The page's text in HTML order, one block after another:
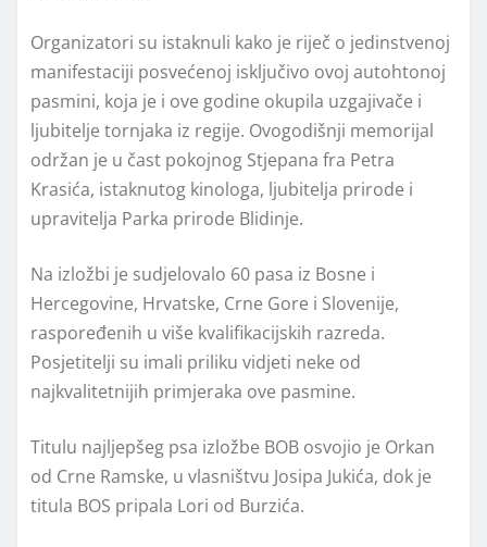
Organizatori su istaknuli kako je riječ o jedinstvenoj
manifestaciji posvećenoj isključivo ovoj autohtonoj
pasmini, koja je i ove godine okupila uzgajivače i
ljubitelje tornjaka iz regije. Ovogodišnji memorijal
održan je u čast pokojnog Stjepana fra Petra
Krasića, istaknutog kinologa, ljubitelja prirode i
upravitelja Parka prirode Blidinje.
Na izložbi je sudjelovalo 60 pasa iz Bosne i
Hercegovine, Hrvatske, Crne Gore i Slovenije,
raspoređenih u više kvalifikacijskih razreda.
Posjetitelji su imali priliku vidjeti neke od
najkvalitetnijih primjeraka ove pasmine.
Titulu najljepšeg psa izložbe BOB osvojio je Orkan
od Crne Ramske, u vlasništvu Josipa Jukića, dok je
titula BOS pripala Lori od Burzića.